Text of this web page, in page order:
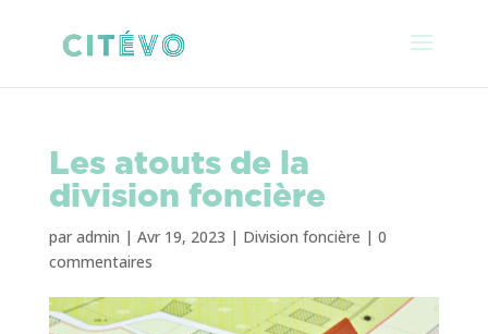
Les atouts de la
division foncière
par admin | Avr 19, 2023 | Division foncière | 0
commentaires